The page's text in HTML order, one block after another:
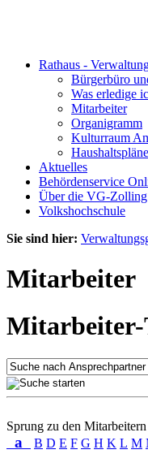
Rathaus -
Bürgerbüro
Was erledige
Mitarbeiter
Organigramm
Kulturraum
Haushaltspläne
Aktuelles
Behördenservice
Über die VG-Zolling
Volkshochschule
Sie sind hier:
Mitarbeiter
Mitarbeiter-
Sprung zu den
a B D E F G H K L M